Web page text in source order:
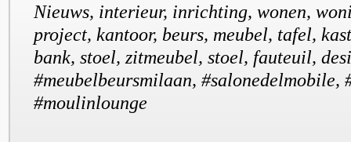
Nieuws, interieur, inrichting, wonen,
project, kantoor, beurs, meubel, tafel,
bank, stoel, zitmeubel, stoel, fauteuil,
#meubelbeursmilaan, #salonedelmobile,
#moulinlounge